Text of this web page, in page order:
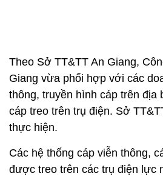
Theo Sở TT&TT An Giang,
Giang vừa phối hợp với các
thông, truyền hình cáp trên địa
cáp treo trên trụ điện. Sở
thực hiện.
Các hệ thống cáp viễn thông,
được treo trên các trụ điện lực